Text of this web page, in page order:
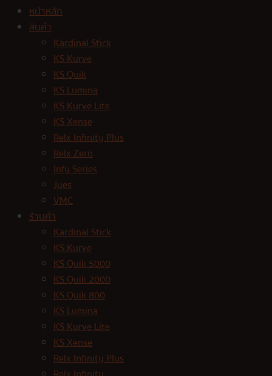
หน้าหลัก
สินค้า
Kardinal Stick
KS Kurve
KS Quik
KS Lumina
KS Kurve Lite
KS Xense
Relx Infinity Plus
Relx Zero
Infy Series
Jues
VMC
ร้านค้า
Kardinal Stick
KS Kurve
KS Quik 5000
KS Quik 2000
KS Quik 800
KS Lumina
KS Kurve Lite
KS Xense
Relx Infinity Plus